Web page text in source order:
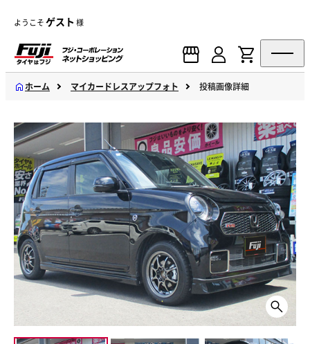
ようこそゲスト 様
ホーム マイカードレスアップフォト 投稿画像詳細